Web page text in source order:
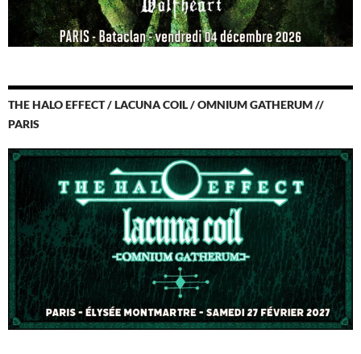
THE HALO EFFECT / LACUNA COIL / OMNIUM GATHERUM //
PARIS